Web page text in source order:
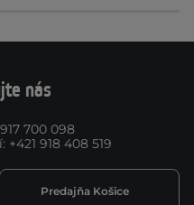
nás
700 098
: +421 918 408 519
Predajňa Košice